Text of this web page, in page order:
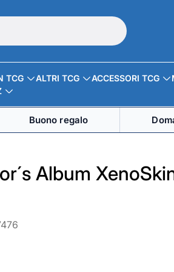
TCG ALTRI TCG ACCESSORI TCG
Buono regalo
Album